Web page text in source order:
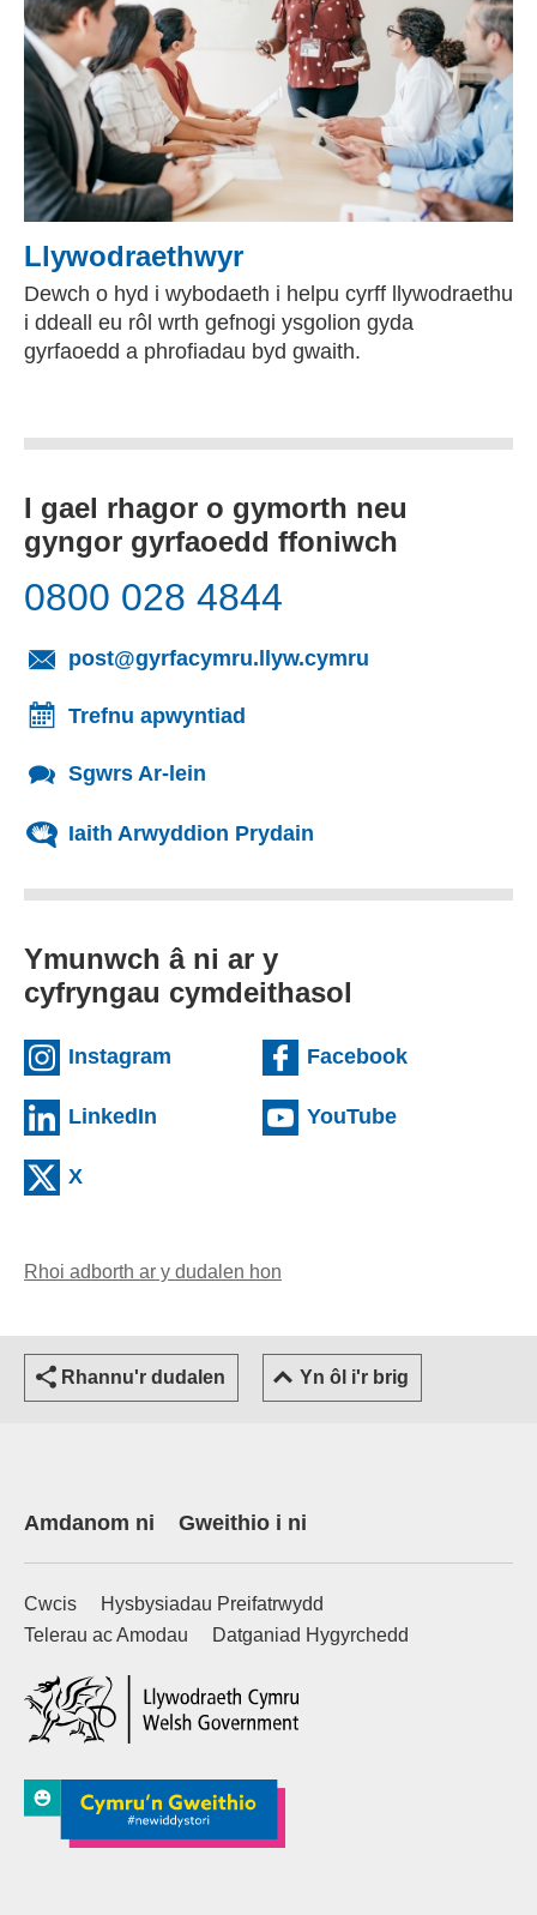
Llywodraethwyr
Dewch o hyd i wybodaeth i helpu cyrff llywodraethu
i ddeall eu rôl wrth gefnogi ysgolion gyda
gyrfaoedd a phrofiadau byd gwaith.
I gael rhagor o gymorth neu
gyngor gyrfaoedd ffoniwch
0800 028 4844
post@gyrfacymru.llyw.cymru
Trefnu apwyntiad
Sgwrs Ar-lein
Iaith Arwyddion Prydain
Ymunwch â ni ar y
cyfryngau cymdeithasol
Instagram (external websiteCY)
Facebook(external
LinkedIn (external websiteCY)
YouTube(external
X
Rhoi adborth ar y dudalen hon
Rhannu'r dudalen Yn ôl i'r brig
Amdanom ni Gweithio i ni
Cwcis
Hysbysiadau Preifatrwydd
Telerau ac Amodau
Datganiad Hygyrchedd
(external websiteCY)